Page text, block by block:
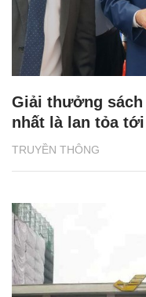
TRUYỀN THÔNG
Giải thưởng
nhất là lan tỏa